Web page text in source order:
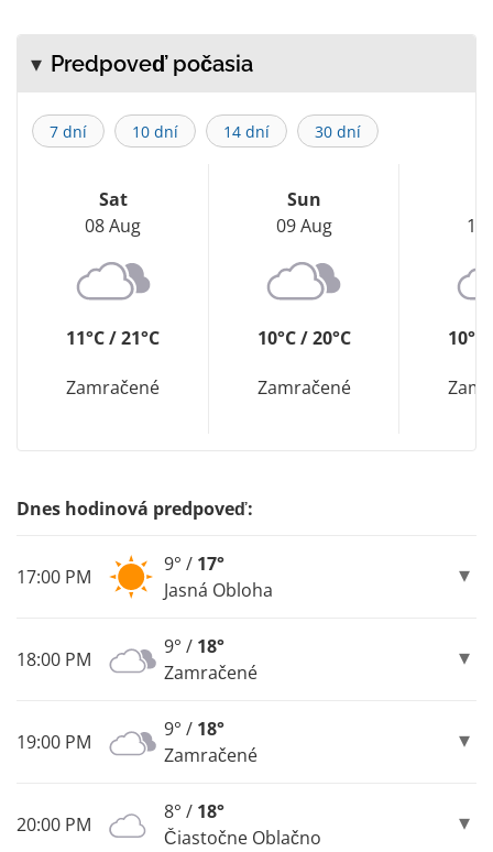
Predpoveď počasia
7 dní 10 dní 14 dní 30 dní
Sat
08 Aug
11°C / 21°C
Zamračené
Sun
09 Aug
10°C / 20°C
Zamračené
10
10°C
Dnes hodinová predpoveď:
17:00 PM
9° / 17°
Jasná Obloha
18:00 PM
9° / 18°
Zamračené
19:00 PM
9° / 18°
Zamračené
20:00 PM
8° / 18°
Čiastočne Oblačno